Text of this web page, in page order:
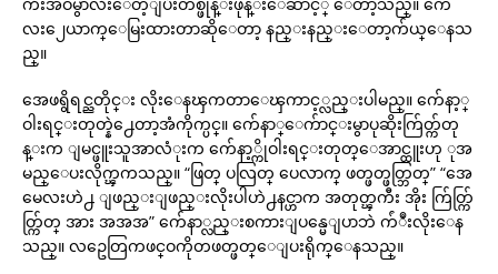
လး၂ေယာက္ေမြးထားတာဆိုေတာ့ နည္းနည္းေတာ့က်ယ္ေနသ
ည္။
အေဖရွိရင္ညတိုင္း လိုးေနၾကတာေၾကာင့္လည္းပါမည္။ က်ေနာ့္
ဝါးရင္းတုတ္နဲ႕ေတာ့အံကိုက္ပင္။ က်ေနာ္ေက်ာင္းမွာပုဆိုးက်ြတ္က်တု
န္းက ျမင္ဖူးသူအာလံုးက က်ေနာ့္ကိုဝါးရင္းတုတ္ေအာင္ထူးဟု ုအ
မည္ေပးလိုက္ၾကသည္။ “ဖြတ္ ပလြတ္ ပေလာက္ ဖတ္ဖတ္ဖတ္ဘြတ္” “အေ
မေလးဟဲ႕ ျဖည္းျဖည္းလိုးပါဟဲ႕နင္ဟာက အတုတ္ၾကီး အိုး က်ြတ္က်ြ
တ္က်ြတ္ အား အအအ” က်ေနာ္လည္းစကားျပန္မေျပာဘဲ က်ံဳးလိုးေန
သည္။ လဥေတြကဖင္ဝကိုတဖတ္ဖတ္ေျပးရိုက္ေနသည္။